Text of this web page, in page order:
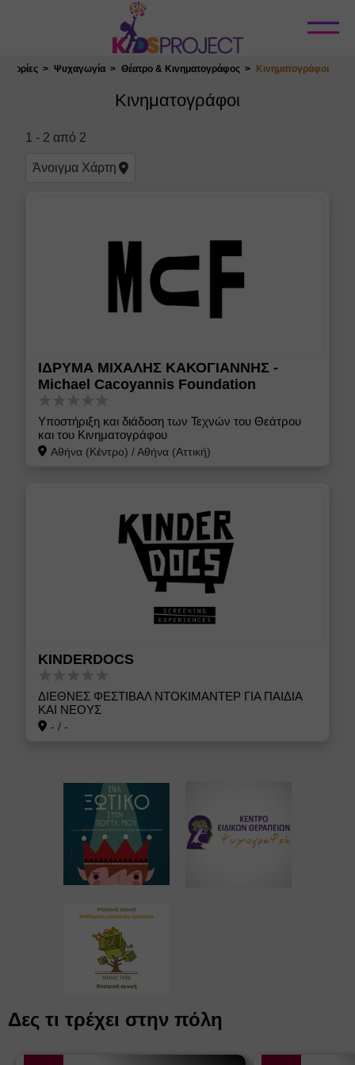
Κλείσιμο
Ψυχαγωγία Θέατρο & Κινηματογράφος Κινηματογράφοι
Κινηματογράφοι
1 - 2 από 2
Άνοιγμα Χάρτη
ΙΔΡΥΜΑ ΜΙΧΑΛΗΣ ΚΑΚΟΓΙΑΝΝΗΣ -
Michael Cacoyannis Foundation
Yποστήριξη και διάδοση των Τεχνών του Θεάτρου
και του Κινηματογράφου
Αθήνα (Κέντρο) /Αθήνα (Αττική)
KINDERDOCS
ΔΙΕΘΝΕΣ ΦΕΣΤΙΒΑΛ ΝΤΟΚΙΜΑΝΤΕΡ ΓΙΑ ΠΑΙΔΙΑ
ΚΑΙ ΝΕΟΥΣ
- / -
Δες τι τρέχει στην πόλη